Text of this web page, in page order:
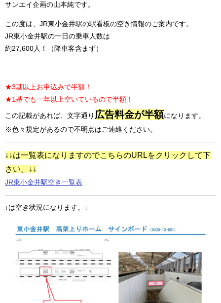
サンエイ企画の山本純です。
この度は、JR東小金井駅の駅看板の空き情報のご案内です。
JR東小金井駅の一日の乗車人数は
約27,600人！（降車客含まず）
★3基以上お申込みで半額！
★1基でも一年以上空いているので半額！
この記載があれば、文字通り 広告料金が半額になります。
※色々規定があるので不明点はご連絡ください。
↓↓は一覧表になりますのでこちらのURLをクリックして下
さい。↓↓
JR東小金井駅空き一覧表
↓は空き状況になります。↓